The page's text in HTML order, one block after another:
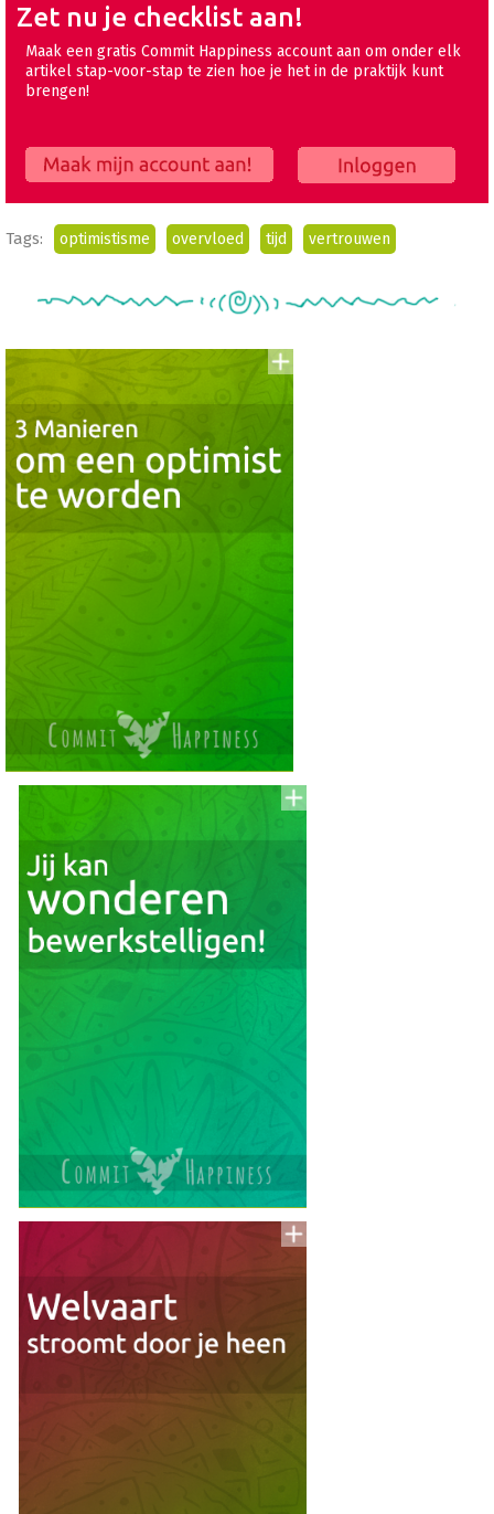
Zet nu je checklist aan!
Maak een gratis Commit Happiness account aan om onder elk
artikel stap-voor-stap te zien hoe je het in de praktijk kunt
brengen!
Maak mijn account aan! Inloggen
Tags: optimistisme overvloed tijd vertrouwen
Voeg
to
Lijst
Voeg
to
Voeg
to